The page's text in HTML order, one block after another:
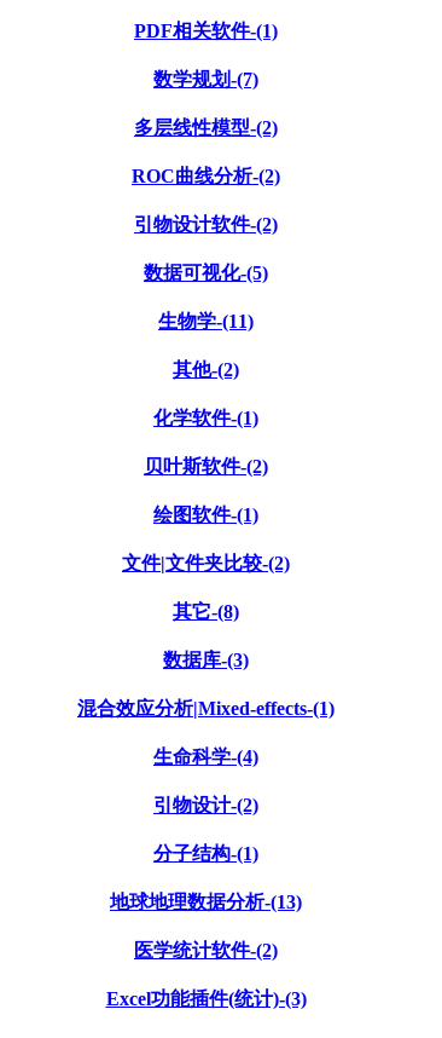
PDF相关软件-(1)
数学规划-(7)
多层线性模型-(2)
ROC曲线分析-(2)
引物设计软件-(2)
数据可视化-(5)
生物学-(11)
其他-(2)
化学软件-(1)
贝叶斯软件-(2)
绘图软件-(1)
文件|文件夹比较-(2)
其它-(8)
数据库-(3)
混合效应分析|Mixed-effects-(1)
生命科学-(4)
引物设计-(2)
分子结构-(1)
地球地理数据分析-(13)
医学统计软件-(2)
Excel功能插件(统计)-(3)